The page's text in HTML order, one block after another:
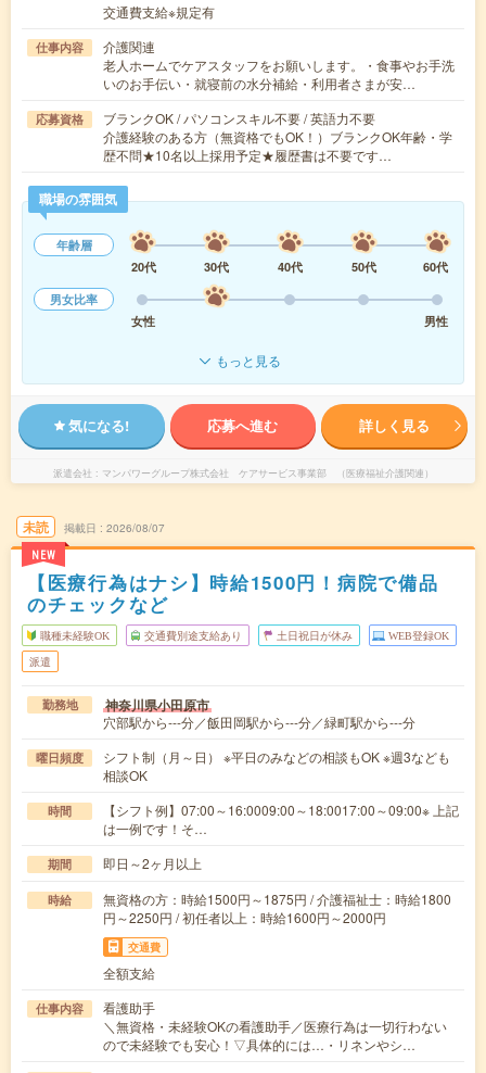
交通費支給※規定有
仕事内容
介護関連
老人ホームでケアスタッフをお願いします。・食事やお手洗
いのお手伝い・就寝前の水分補給・利用者さまが安…
応募資格
ブランクOK / パソコンスキル不要 / 英語力不要
介護経験のある方（無資格でもOK！）ブランクOK年齢・学
歴不問★10名以上採用予定★履歴書は不要です…
職場の雰囲気
年齢層
20代
30代 40代 50代
60代
男女比率
女性
男性
もっと見る
気になる! 応募へ進む 詳しく見る
派遣会社 マンパワーグループ株式会社 ケアサービス事業部 （医療福祉介護関連）
未読
NEW
掲載日 2026/08/07
【医療行為はナシ】時給1500円！病院で備品
のチェックなど
職種未経験OK 交通費別途支給あり 土日祝日が休み WEB登録OK
派遣
勤務地 神奈川県小田原市
穴部駅から---分／飯田岡駅から---分／緑町駅から---分
曜日頻度
シフト制（月～日） ※平日のみなどの相談もOK ※週3なども
相談OK
時間
【シフト例】07:00～16:0009:00～18:0017:00～09:00※ 上記
は一例です！そ…
期間 即日～2ヶ月以上
時給
無資格の方：時給1500円～1875円 / 介護福祉士：時給1800
円～2250円 / 初任者以上：時給1600円～2000円
交通費
全額支給
仕事内容
看護助手
＼無資格・未経験OKの看護助手／医療行為は一切行わない
ので未経験でも安心！▽具体的には…・リネンやシ…